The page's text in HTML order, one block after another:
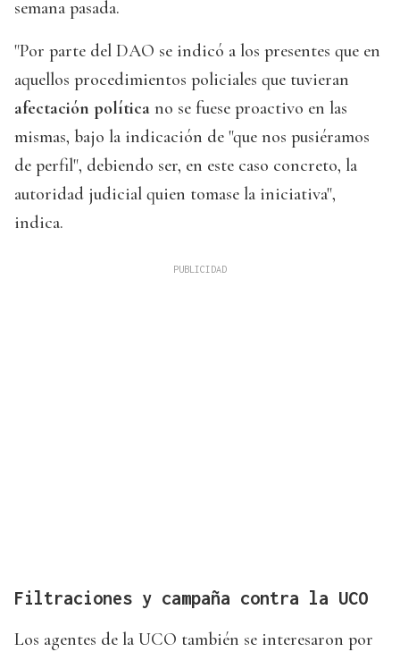
semana pasada.
"Por parte del DAO se indicó a los presentes que en
aquellos procedimientos policiales que tuvieran
afectación política no se fuese proactivo en las
mismas, bajo la indicación de "que nos pusiéramos
de perfil", debiendo ser, en este caso concreto, la
autoridad judicial quien tomase la iniciativa",
indica.
Filtraciones y campaña contra la UCO
Los agentes de la UCO también se interesaron por